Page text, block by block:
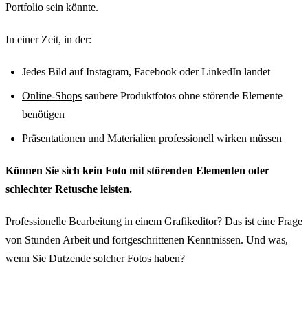
Portfolio sein könnte.
In einer Zeit, in der:
Jedes Bild auf Instagram, Facebook oder LinkedIn landet
Online-Shops saubere Produktfotos ohne störende Elemente
benötigen
Präsentationen und Materialien professionell wirken müssen
Können Sie sich kein Foto mit störenden Elementen oder
schlechter Retusche leisten.
Professionelle Bearbeitung in einem Grafikeditor? Das ist eine Frage
von Stunden Arbeit und fortgeschrittenen Kenntnissen. Und was,
wenn Sie Dutzende solcher Fotos haben?